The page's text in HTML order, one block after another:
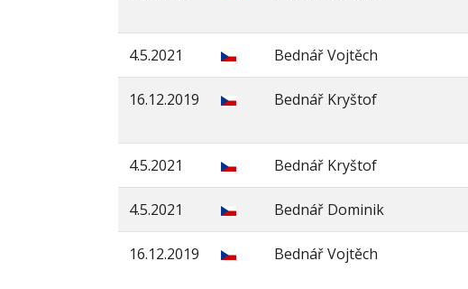
4.5.2021 Bednář Vojtěch
16.12.2019 Bednář Kryštof
4.5.2021 Bednář Kryštof
4.5.2021 Bednář Dominik
16.12.2019 Bednář Vojtěch